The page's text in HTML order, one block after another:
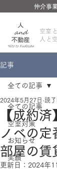
仲介事
空室
人と
記事
全ての記事
空室対策
お知らせ
実績
全ての記事
【成約
ノベの
部屋の賃
2024年5月27日 読
更新日： 2024年